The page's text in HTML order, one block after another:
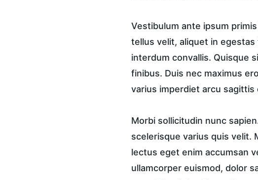
Vestibulum ante ipsum
tellus velit, aliquet in
interdum convallis. Quisque
finibus. Duis nec maximus
varius imperdiet arcu
Morbi sollicitudin nunc
scelerisque varius quis velit.
lectus eget enim accumsan
ullamcorper euismod, dolor